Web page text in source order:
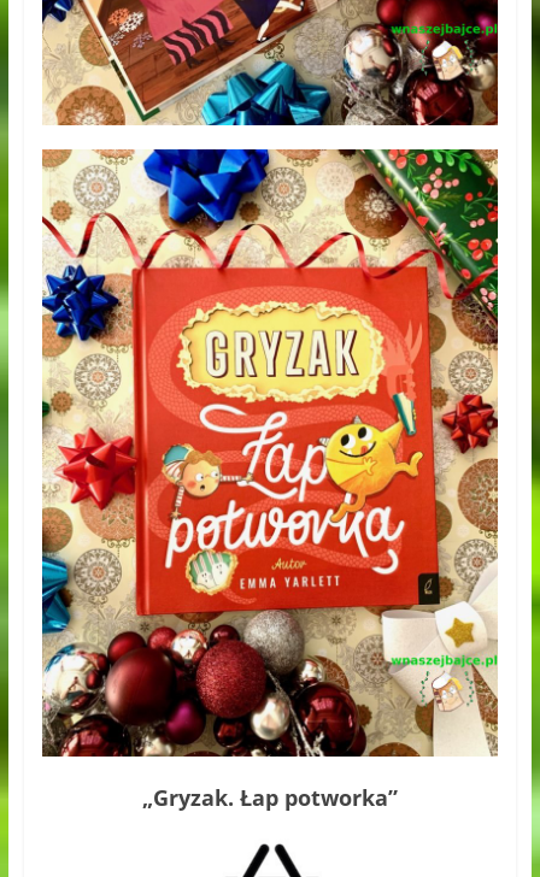
„Gryzak. Łap potworka”